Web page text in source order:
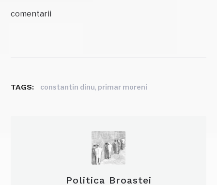
comentarii
TAGS: constantin dinu, primar moreni
Politica Broastei